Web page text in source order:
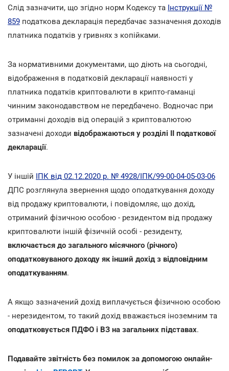
Слід зазначити, що згідно норм Кодексу та Інструкції №
859 податкова декларація передбачає зазначення доходів
платника податків у гривнях з копійками.
За нормативними документами, що діють на сьогодні,
відображення в податковій декларації наявності у
платника податків криптовалюти в крипто-гаманці
чинним законодавством не передбачено. Водночас при
отриманні доходів від операцій з криптовалютою
зазначені доходи відображаються у розділі II податкової
декларації.
У іншій ІПК від 02.12.2020 р. № 4928/ІПК/99-00-04-05-03-06
ДПС розглянула звернення щодо оподаткування доходу
від продажу криптовалюти, і повідомляє, що дохід,
отриманий фізичною особою - резидентом від продажу
криптовалюти іншій фізичній особі - резиденту,
включається до загального місячного (річного)
оподатковуваного доходу як інший дохід з відповідним
оподаткуванням.
А якщо зазначений дохід виплачується фізичною особою
- нерезидентом, то такий дохід вважається іноземним та
оподатковується ПДФО і ВЗ на загальних підставах.
Подавайте звітність без помилок за допомогою онлайн-